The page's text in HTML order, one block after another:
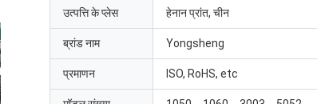
उत्पत्ति के प्लेस हेनान प्रांत, चीन
ब्रांड नाम Yongsheng
प्रमाणन ISO, RoHS, etc